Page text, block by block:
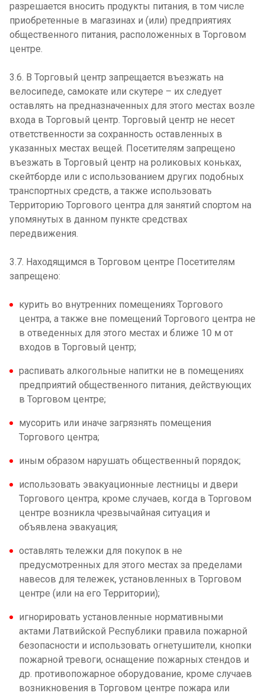
разрешается вносить продукты питания, в том числе
приобретенные в магазинах и (или) предприятиях
общественного питания, расположенных в Торговом
центре.
3.6. В Торговый центр запрещается въезжать на
велосипеде, самокате или скутере – их следует
оставлять на предназначенных для этого местах возле
входа в Торговый центр. Торговый центр не несет
ответственности за сохранность оставленных в
указанных местах вещей. Посетителям запрещено
въезжать в Торговый центр на роликовых коньках,
скейтборде или с использованием других подобных
транспортных средств, а также использовать
Территорию Торгового центра для занятий спортом на
упомянутых в данном пункте средствах
передвижения.
3.7. Находящимся в Торговом центре Посетителям
запрещено:
курить во внутренних помещениях Торгового
центра, а также вне помещений Торгового центра не
в отведенных для этого местах и ближе 10 м от
входов в Торговый центр;
распивать алкогольные напитки не в помещениях
предприятий общественного питания, действующих
в Торговом центре;
мусорить или иначе загрязнять помещения
Торгового центра;
иным образом нарушать общественный порядок;
использовать эвакуационные лестницы и двери
Торгового центра, кроме случаев, когда в Торговом
центре возникла чрезвычайная ситуация и
объявлена эвакуация;
оставлять тележки для покупок в не
предусмотренных для этого местах за пределами
навесов для тележек, установленных в Торговом
центре (или на его Территории);
игнорировать установленные нормативными
актами Латвийской Республики правила пожарной
безопасности и использовать огнетушители, кнопки
пожарной тревоги, оснащение пожарных стендов и
др. противопожарное оборудование, кроме случаев
возникновения в Торговом центре пожара или